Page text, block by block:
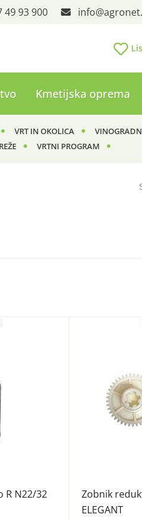
49 93 900 info
Kmetijska oprema
VRT IN OKOLICA
VRTNI PROGRAM
R N22/32
Zobnik
ELEGANT